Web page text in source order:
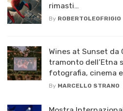
rimasti…
By ROBERTOLEOFRIGIO
Wines at Sunset da
tramonto dell’Etna
fotografia, cinema
By MARCELLO STRANO